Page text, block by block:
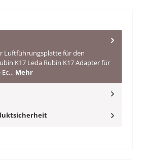
Luftführungsplatte für den
K17 Leda Rubin K17 Adapter für
Mehr